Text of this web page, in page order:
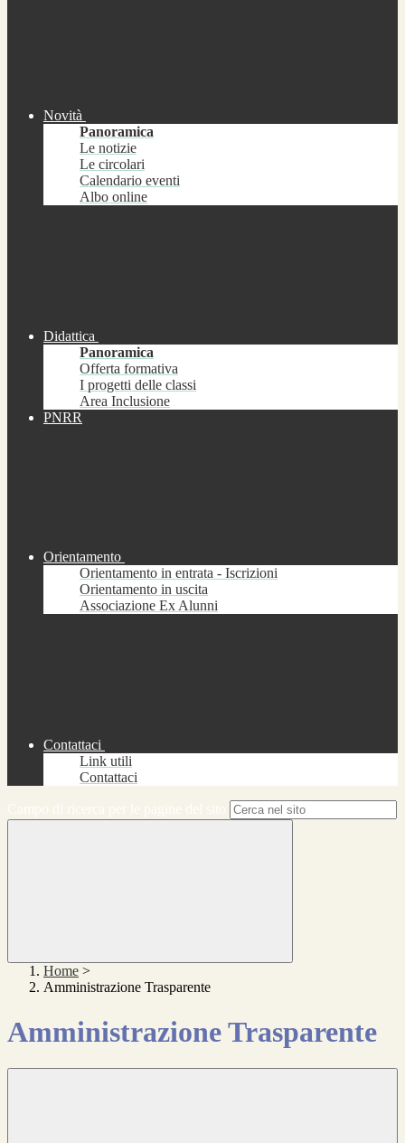
Novità
Panoramica
Le notizie
Le circolari
Calendario eventi
Albo online
Didattica
Panoramica
Offerta formativa
I progetti delle classi
Area Inclusione
PNRR
Orientamento
Orientamento in entrata - Iscrizioni
Orientamento in uscita
Associazione Ex Alunni
Contattaci
Link utili
Contattaci
Home >
Amministrazione Trasparente
Amministrazione Trasparente